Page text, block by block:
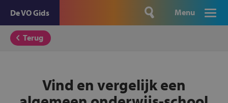
De VO Gids Menu
Terug
Vind en vergelijk een